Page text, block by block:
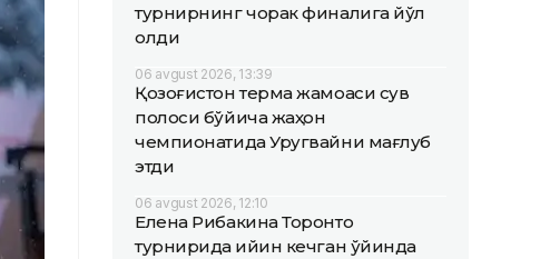
турнирнинг чорак финалига йўл
олди
06 avgust 2026, 13:39
Қозоғистон терма жамоаси сув
полоси бўйича жаҳон
чемпионатида Уругвайни мағлуб
этди
06 avgust 2026, 12:10
Елена Рибакина Торонто
турнирида қийин кечган ўйинда